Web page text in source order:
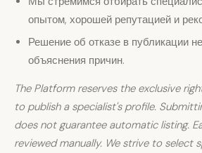
опытом, хорошей репутацией и
Решение об отказе в публикации
объяснения причин.
The Platform reserves the exclusive
to publish a specialist's profile.
does not guarantee automatic listing.
reviewed manually. We strive to select